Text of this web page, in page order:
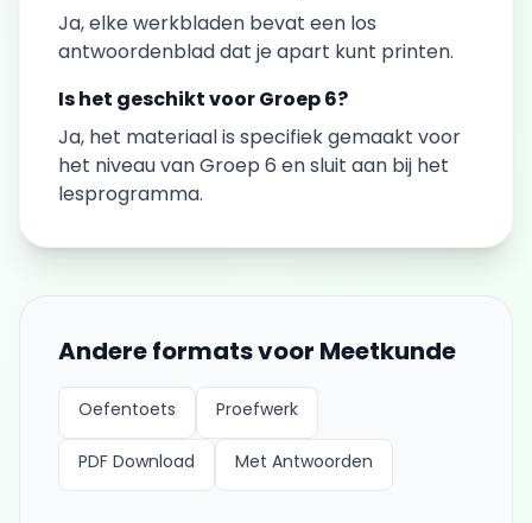
Ja, elkewerkbladen bevat een los
antwoordenblad dat je apart kunt printen.
Is het geschikt voorGroep 6?
Ja, het materiaal is specifiek gemaakt voor
het niveau vanGroep 6 en sluit aan bij het
lesprogramma.
Andere formats voor Meetkunde
Oefentoets Proefwerk
PDF Download Met Antwoorden